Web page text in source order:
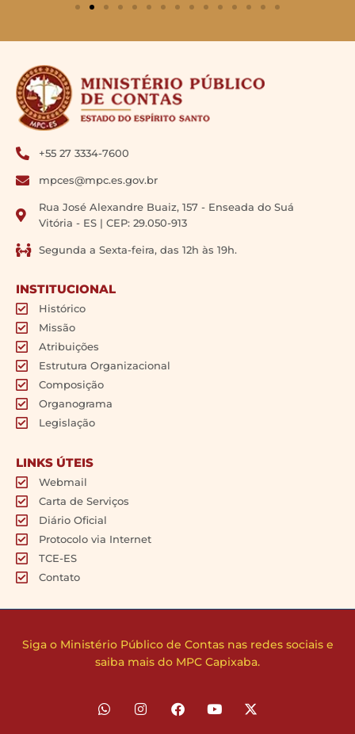
+55 27 3334-7600
mpces@mpc.es.gov.br
Rua José Alexandre Buaiz, 157 - Enseada do Suá
Vitória - ES | CEP: 29.050-913
Segunda a Sexta-feira, das 12h às 19h.
INSTITUCIONAL
Histórico
Missão
Atribuições
Estrutura Organizacional
Composição
Organograma
Legislação
LINKS ÚTEIS
Webmail
Carta de Serviços
Diário Oficial
Protocolo via Internet
TCE-ES
Contato
Siga o Ministério Público de Contas nas redes sociais e
saiba mais do MPC Capixaba.